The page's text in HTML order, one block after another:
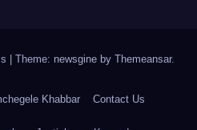
| Theme: newsgine by Themeansar.
Khabbar Contact Us